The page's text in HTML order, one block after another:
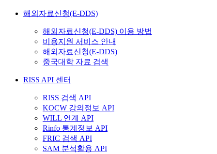
해외자료신청(E-DDS)
해외자료신청(E-DDS) 이용 방법
비용지원 서비스 안내
해외자료신청(E-DDS)
중국대학 자료 검색
RISS API 센터
RISS 검색 API
KOCW 강의정보 API
WILL 연계 API
Rinfo 통계정보 API
FRIC 검색 API
SAM 분석활용 API